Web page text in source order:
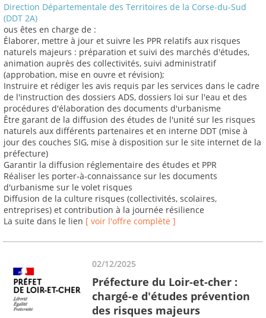
Direction Départementale des Territoires de la Corse-du-Sud
(DDT 2A)
ous êtes en charge de :
Élaborer, mettre à jour et suivre les PPR relatifs aux risques
naturels majeurs : préparation et suivi des marchés d'études,
animation auprès des collectivités, suivi administratif
(approbation, mise en ouvre et révision);
Instruire et rédiger les avis requis par les services dans le cadre
de l'instruction des dossiers ADS, dossiers loi sur l'eau et des
procédures d'élaboration des documents d'urbanisme
Être garant de la diffusion des études de l'unité sur les risques
naturels aux différents partenaires et en interne DDT (mise à
jour des couches SIG, mise à disposition sur le site internet de la
préfecture)
Garantir la diffusion réglementaire des études et PPR
Réaliser les porter-à-connaissance sur les documents
d'urbanisme sur le volet risques
Diffusion de la culture risques (collectivités, scolaires,
entreprises) et contribution à la journée résilience
La suite dans le lien [ voir l'offre complète ]
02/12/2025
Préfecture du Loir-et-cher :
chargé-e d'études prévention
des risques majeurs